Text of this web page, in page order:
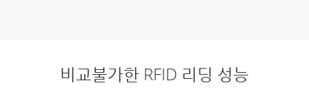
비교불가한 RFID 리딩 성능